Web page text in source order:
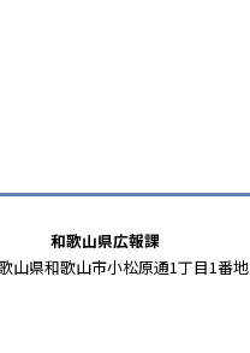
和歌山県広報課
山県和歌山市小松原通1丁目1番地